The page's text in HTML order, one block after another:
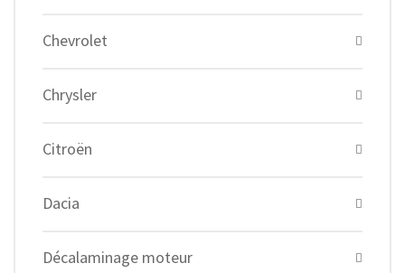
Chevrolet
Chrysler
Citroën
Dacia
Décalaminage moteur